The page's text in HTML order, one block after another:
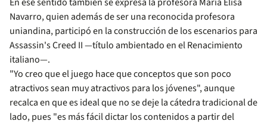
Navarro, quien además de ser una reconocida profesora
uniandina, participó en la construcción de los escenarios para
Assassin's Creed II —título ambientado en el Renacimiento
italiano—.
"Yo creo que el juego hace que conceptos que son poco
atractivos sean muy atractivos para los jóvenes", aunque
recalca en que es ideal que no se deje la cátedra tradicional de
lado, pues "es más fácil dictar los contenidos a partir del